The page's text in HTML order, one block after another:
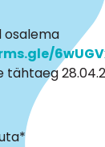
osalema
tähtaeg